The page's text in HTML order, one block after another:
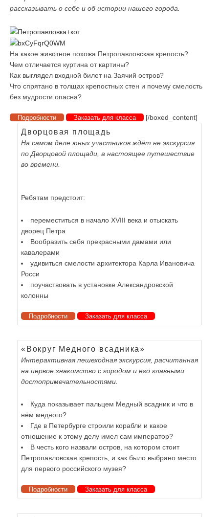
рассказывать о себе и об истории нашего города.
На какое животное похожа Петропавловская крепость?
Чем отличается куртина от картины?
Как выглядел входной билет на Заячий остров?
Что спрятано в толщах крепостных стен и почему смелость
без мудрости опасна?
Подробности Заказать для класса [/boxed_content]
Дворцовая площадь
На самом деле юных участников ждёт не экскурсия
по Дворцовой площади, а настоящее путешествие
во времени.
Ребятам предстоит:
переместиться в начало XVIII века и отыскать
дворец Петра
Вообразить себя прекрасными дамами или
кавалерами
удивиться смелости архитектора Карла Ивановича
Росси
поучаствовать в установке Александровской
колонны
Подробности Заказать для класса
«Вокруг Медного всадника»
Интерактивная пешеходная экскурсия, расчитанная
на первое знакомство с городом и его главными
достопримечательностями.
Куда показывает пальцем Медный всадник и что в
нём медного?
Где в Петербурге строили корабли и какое
отношение к этому делу имел сам император?
В честь кого назвали остров, на котором стоит
Петропавловская крепость, и как было выбрано место
для первого российского музея?
Подробности Заказать для класса